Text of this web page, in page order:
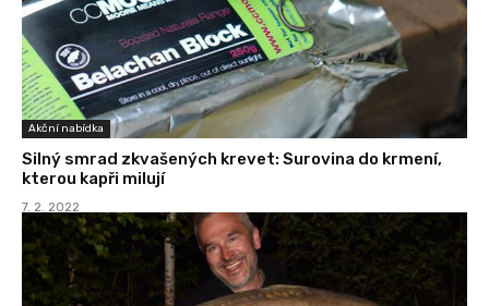
Akční nabídka
Silný smrad zkvašených krevet: Surovina do krmení,
kterou kapři milují
7. 2. 2022